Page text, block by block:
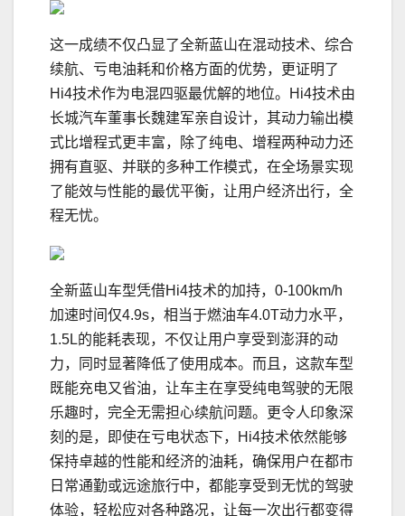
这一成绩不仅凸显了全新蓝山在混动技术、综合
续航、亏电油耗和价格方面的优势，更证明了
Hi4技术作为电混四驱最优解的地位。Hi4技术由
长城汽车董事长魏建军亲自设计，其动力输出模
式比增程式更丰富，除了纯电、增程两种动力还
拥有直驱、并联的多种工作模式，在全场景实现
了能效与性能的最优平衡，让用户经济出行，全
程无忧。
全新蓝山车型凭借Hi4技术的加持，0-100km/h
加速时间仅4.9s，相当于燃油车4.0T动力水平，
1.5L的能耗表现，不仅让用户享受到澎湃的动
力，同时显著降低了使用成本。而且，这款车型
既能充电又省油，让车主在享受纯电驾驶的无限
乐趣时，完全无需担心续航问题。更令人印象深
刻的是，即使在亏电状态下，Hi4技术依然能够
保持卓越的性能和经济的油耗，确保用户在都市
日常通勤或远途旅行中，都能享受到无忧的驾驶
体验，轻松应对各种路况，让每一次出行都变得